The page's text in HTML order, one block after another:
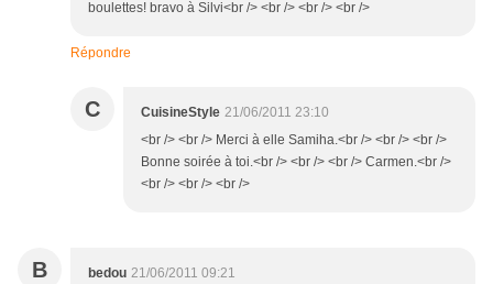
boulettes! bravo à Silvi<br /> <br /> <br /> <br />
Répondre
C CuisineStyle 21/06/2011 23:10
<br /> <br /> Merci à elle Samiha.<br /> <br /> <br />
Bonne soirée à toi.<br /> <br /> <br /> Carmen.<br />
<br /> <br /> <br />
B bedou 21/06/2011 09:21